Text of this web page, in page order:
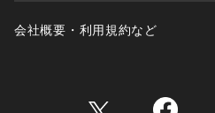
ります。また、パソコン・スマー
会社概要・利用規約など